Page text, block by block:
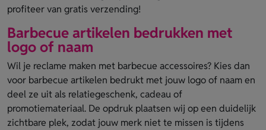
profiteer van gratis verzending!
Barbecue artikelen bedrukken met
logo of naam
Wil je reclame maken met barbecue accessoires? Kies dan
voor barbecue artikelen bedrukt met jouw logo of naam en
deel ze uit als relatiegeschenk, cadeau of
promotiemateriaal. De opdruk plaatsen wij op een duidelijk
zichtbare plek, zodat jouw merk niet te missen is tijdens